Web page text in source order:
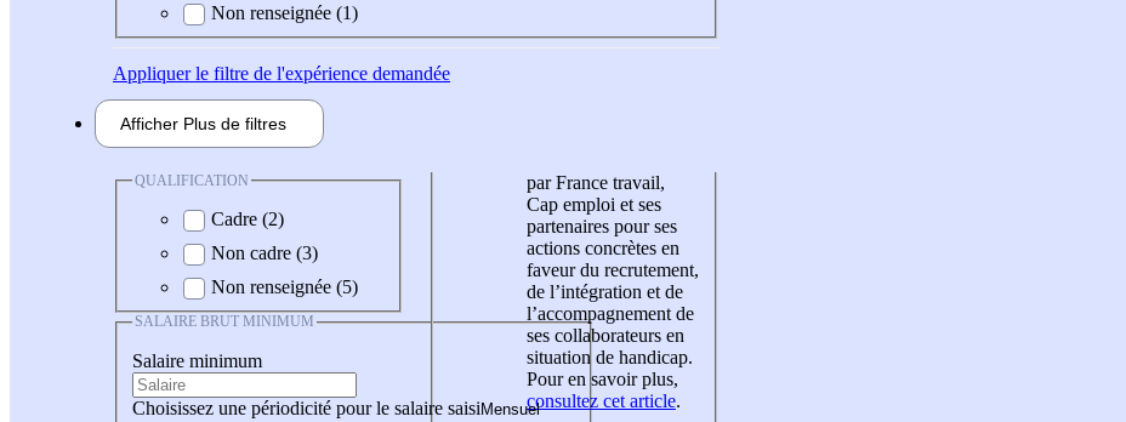
Non renseignée (1)
Appliquerle filtre de l'expérience demandée
Afficher Plus de filtres
QUALIFICATION
Cadre (2)
Non cadre (3)
Non renseignée (5)
SALAIRE BRUT MINIMUM
Salaire minimum
Choisissez une périodicité pour le salaire saisi
par France travail,
Cap emploi et ses
partenaires pour ses
actions concrètes en
faveur du recrutement,
de l’intégration et de
l’accompagnement de
ses collaborateurs en
situation de handicap.
Pour en savoir plus,
consultez cet article.